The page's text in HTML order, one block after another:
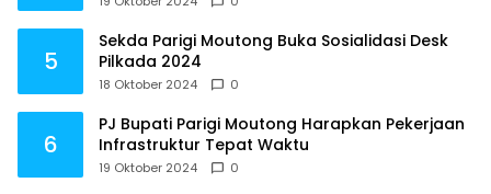
5
Sekda Parigi Moutong Buka Sosialidasi Desk
Pilkada 2024
18 Oktober 2024 0
6
PJ Bupati Parigi Moutong Harapkan Pekerjaan
Infrastruktur Tepat Waktu
19 Oktober 2024 0